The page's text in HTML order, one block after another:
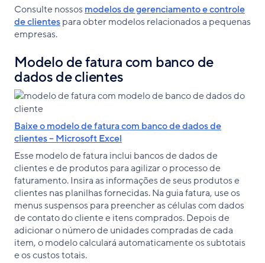
Consulte nossos modelos de gerenciamento e controle
de clientespara obter modelos relacionados a pequenas
empresas.
Modelo de fatura com banco de
dados de clientes
Baixe o modelo de fatura com banco de dados de
clientes – Microsoft Excel
Esse modelo de fatura inclui bancos de dados de
clientes e de produtos para agilizar o processo de
faturamento. Insira as informações de seus produtos e
clientes nas planilhas fornecidas. Na guia fatura, use os
menus suspensos para preencher as células com dados
de contato do cliente e itens comprados. Depois de
adicionar o número de unidades compradas de cada
item, o modelo calculará automaticamente os subtotais
e os custos totais.